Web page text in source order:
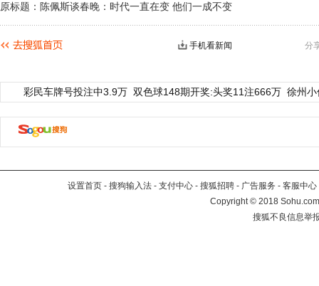
原标题：陈佩斯谈春晚：时代一直在变 他们一成不变
分
手机看新闻
彩民车牌号投注中3.9万 双色球148期开奖:头奖11注666万 徐州
设置首页 - 搜狗输入法 - 支付中心 - 搜狐招聘 - 广告服务 - 客服中心
Copyright©2018
搜狐不良信息举